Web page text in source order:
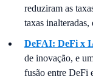
reduziram as
taxas inalteradas,
DeFAI: DeFi x
de inovação, e
fusão entre DeFi